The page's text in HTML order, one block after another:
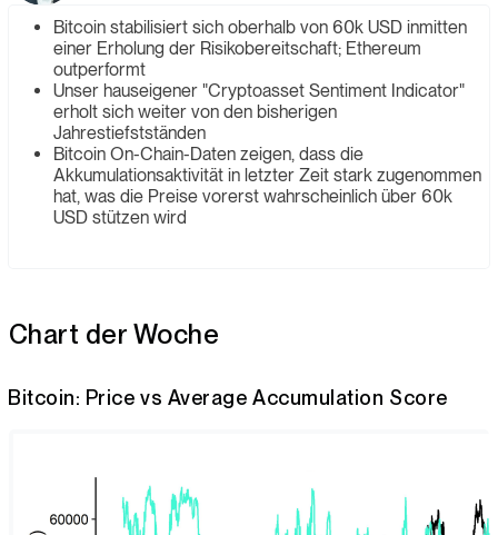
Bitcoin stabilisiert sich oberhalb von 60k USD inmitten
einer Erholung der Risikobereitschaft; Ethereum
outperformt
Unser hauseigener "Cryptoasset Sentiment Indicator"
erholt sich weiter von den bisherigen
Jahrestiefstständen
Bitcoin On-Chain-Daten zeigen, dass die
Akkumulationsaktivität in letzter Zeit stark zugenommen
hat, was die Preise vorerst wahrscheinlich über 60k
USD stützen wird
Chart der Woche
Bitcoin: Price vs Average Accumulation Score